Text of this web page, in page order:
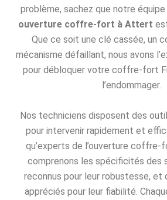
problème, sachez que notre
ouverture coffre-fort à Attert
Que ce soit une clé cassée, un
mécanisme défaillant, nous avons
pour débloquer votre coffre-fort
l’endommager.
Nos techniciens disposent des
pour intervenir rapidement et
qu’experts de l’ouverture
comprenons les spécificités des
reconnus pour leur robustesse, et
appréciés pour leur fiabilité.